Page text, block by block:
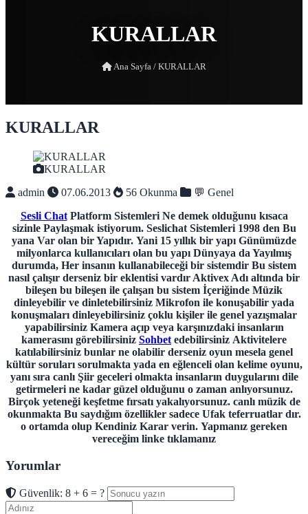
KURALLAR
Ana Sayfa / KURALLAR
KURALLAR
KURALLAR
admin
07.06.2013 56 Okunma
💬 Genel
Sesli ChatPlatform Sistemleri Ne demek olduğunu kısaca
sizinle Paylaşmak istiyorum. Seslichat Sistemleri 1998 den Bu
yana Var olan bir Yapıdır. Yani 15 yıllık bir yapı Günümüzde
milyonlarca kullanıcıları olan bu yapı Dünyaya da Yayılmış
durumda, Her insanın kullanabileceği bir sistemdir Bu sistem
nasıl çalışır derseniz bir eklentisi vardır Aktivex Adı altında bir
bileşen bu bileşen ile çalışan bu sistem İçeriğinde Müzik
dinleyebilir ve dinletebilirsiniz Mikrofon ile konuşabilir yada
konuşmaları dinleyebilirsiniz çoklu kişiler ile genel yazışmalar
yapabilirsiniz Kamera açıp veya karşınızdaki insanların
kamerasını görebilirsiniz Sohbet edebilirsiniz Aktivitelere
katılabilirsiniz bunlar ne olabilir derseniz oyun mesela genel
kültür soruları sorulmakta yada en eğlenceli olan kelime oyunu,
yanı sıra canlı Şiir geceleri olmakta insanların duygularını dile
getirmeleri ne kadar güzel olduğunu o zaman anlıyorsunuz.
Birçok yeteneği keşfetme fırsatı yakalıyorsunuz. canlı müzik de
okunmakta Bu saydığım özellikler sadece Ufak teferruatlar dır.
o ortamda olup Kendiniz Karar verin. Yapmanız gereken
vereceğim linke tıklamanız
Yorumlar
Güvenlik: 8 + 6 = ?